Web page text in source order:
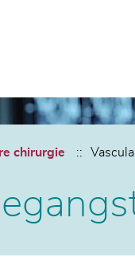
chirurgie